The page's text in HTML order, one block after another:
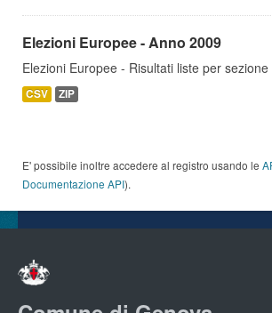
Elezioni Europee - Anno 2009
Elezioni Europee - Risultati liste per
CSV ZIP
E' possibile inoltre accedere al registro usando le
Documentazione API).